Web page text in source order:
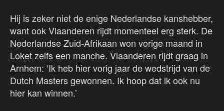
Hij is zeker niet de enige Nederlandse kanshebber,
want ook Vlaanderen rijdt momenteel erg sterk. De
Nederlandse Zuid-Afrikaan won vorige maand in
Loket zelfs een manche. Vlaanderen rijdt graag in
Arnhem: ‘Ik heb hier vorig jaar de wedstrijd van de
Dutch Masters gewonnen. Ik hoop dat ik ook nu
hier kan winnen.’